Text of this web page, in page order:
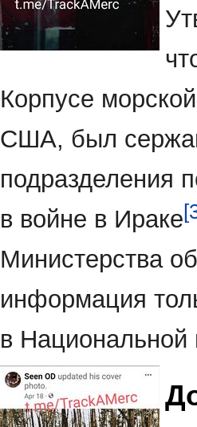
Корпусе
США, был
подразделения
в войне в Ираке
Министерства
информация
в